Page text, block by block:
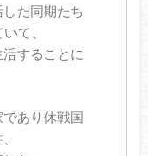
した同期たち
て、
することに
あり休戦国